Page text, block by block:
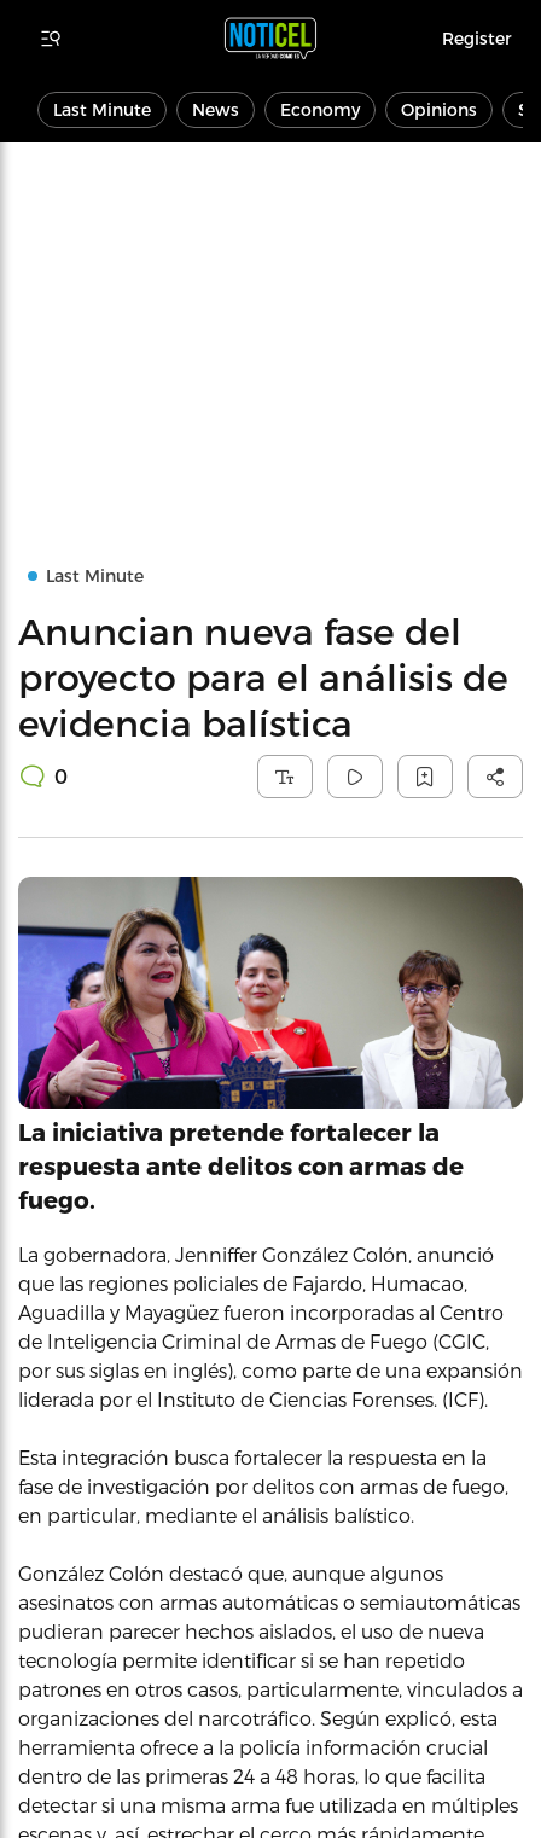
Register
Last Minute News Economy Opinions
Last Minute
Anuncian nueva fase del
proyecto para el análisis de
evidencia balística
0
La iniciativa pretende fortalecer la
respuesta ante delitos con armas de
fuego.
La gobernadora, Jenniffer González Colón, anunció
que las regiones policiales de Fajardo, Humacao,
Aguadilla y Mayagüez fueron incorporadas al Centro
de Inteligencia Criminal de Armas de Fuego (CGIC,
por sus siglas en inglés), como parte de una expansión
liderada por el Instituto de Ciencias Forenses. (ICF).
Esta integración busca fortalecer la respuesta en la
fase de investigación por delitos con armas de fuego,
en particular, mediante el análisis balístico.
González Colón destacó que, aunque algunos
asesinatos con armas automáticas o semiautomáticas
pudieran parecer hechos aislados, el uso de nueva
tecnología permite identificar si se han repetido
patrones en otros casos, particularmente, vinculados a
organizaciones del narcotráfico. Según explicó, esta
herramienta ofrece a la policía información crucial
dentro de las primeras 24 a 48 horas, lo que facilita
detectar si una misma arma fue utilizada en múltiples